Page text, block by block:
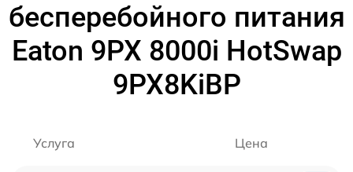
бесперебойного питания
Eaton 9PX 8000i HotSwap
9PX8KiBP
Услуга Цена